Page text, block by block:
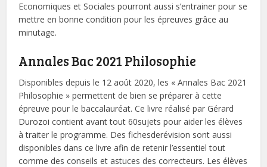
Economiques et Sociales pourront aussi s’entrainer pour se
mettre en bonne condition pour les épreuves grâce au
minutage.
Annales Bac 2021 Philosophie
Disponibles depuis le 12 août 2020, les « Annales Bac 2021
Philosophie » permettent de bien se préparer à cette
épreuve pour le baccalauréat. Ce livre réalisé par Gérard
Durozoi contient avant tout 60sujets pour aider les élèves
à traiter le programme. Des fichesderévision sont aussi
disponibles dans ce livre afin de retenir l’essentiel tout
comme des conseils et astuces des correcteurs. Les élèves